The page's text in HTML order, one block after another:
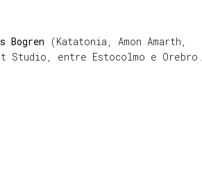
Bogren (Katatonia, Amon Amarth,
Studio, entre Estocolmo e Orebro.